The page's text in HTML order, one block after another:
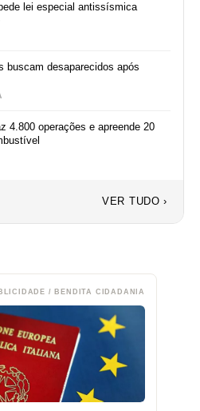
lei especial antissísmica
buscam desaparecidos após
4.800 operações e apreende 20
VER TUDO ›
/ BENDITA CIDADANIA